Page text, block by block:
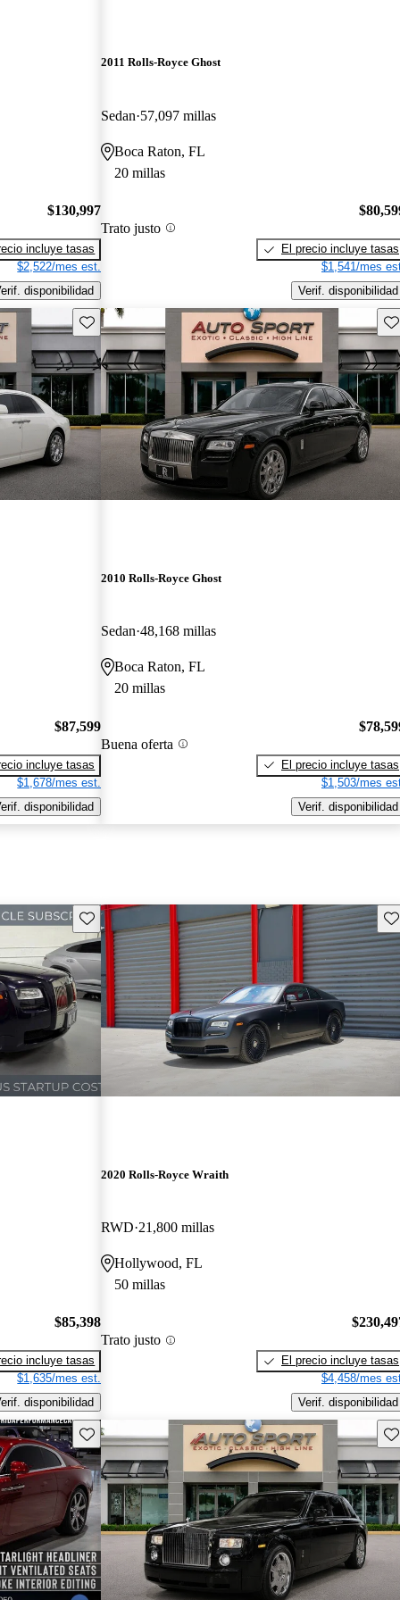
$130,997
incluye tasas
$2,522/mes est.
disponibilidad
2011 Rolls-Royce Ghost
Sedan 57,097 millas
Boca Raton, FL
20 millas
Trato justo
El precio incluye tasas
$1,541/mes
Verif. disponibilidad
Guarda este Aviso
$87,599
incluye tasas
$1,678/mes est.
disponibilidad
2010 Rolls-Royce Ghost
Sedan 48,168 millas
Boca Raton, FL
20 millas
Buena oferta
El precio incluye tasas
$1,503/mes
Verif. disponibilidad
Guarda este Aviso
$85,398
incluye tasas
$1,635/mes est.
disponibilidad
2020 Rolls-Royce Wraith
RWD 21,800 millas
Hollywood, FL
50 millas
Trato justo
El precio incluye tasas
$4,458/mes
Verif. disponibilidad
Guarda este Aviso